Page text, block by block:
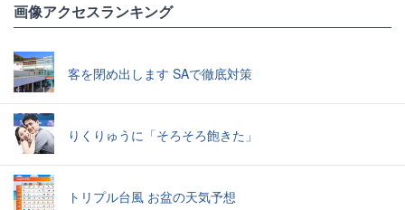
画像アクセスランキング
客を閉め出します SAで徹底対策
りくりゅうに「そろそろ飽きた」
トリプル台風 お盆の天気予想